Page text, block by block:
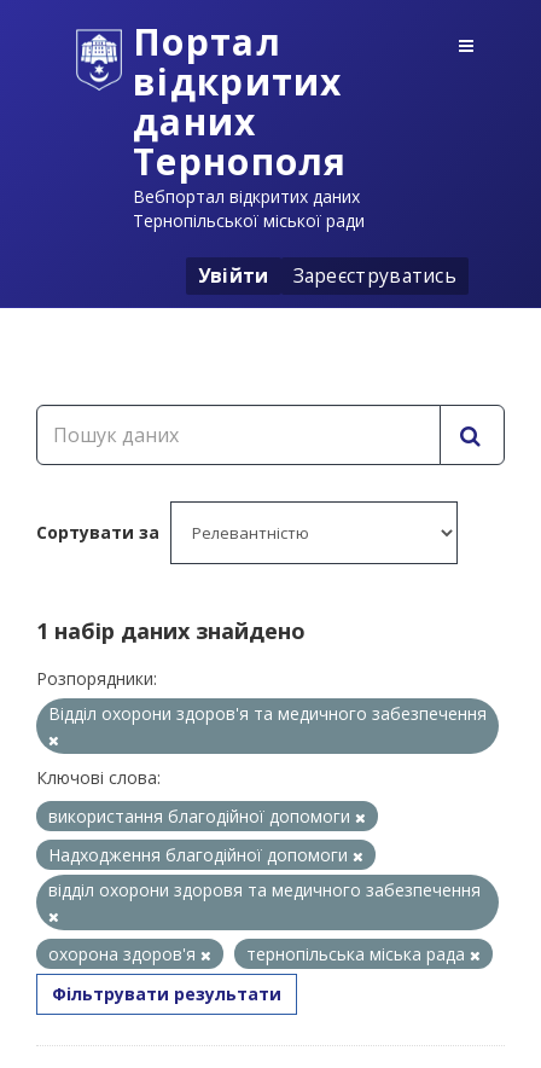
Портал
відкритих
даних
Тернополя
Вебпортал відкритих даних
Тернопільської міської ради
Увійти Зареєструватись
Сортувати за
1 набір даних знайдено
Розпорядники:
Відділ охорони здоров'я та медичного забезпечення
Ключові слова:
використання благодійної допомоги
Надходження благодійної допомоги
відділ охорони здоровя та медичного забезпечення
охорона здоров'я
тернопільська міська рада
Фільтрувати результати